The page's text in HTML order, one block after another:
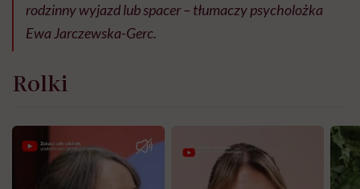
rodzinny wyjazd lub spacer – tłumaczy psycholożka
Ewa Jarczewska-Gerc.
Rolki